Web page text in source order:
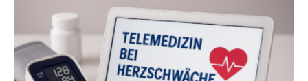
Forscherinnen der Technischen Universität Dresden
(TUD) richtet sich das Portal sowohl an Patientinnen
und Patienten, aber ebenso an medizinisches
Fachpersonal. Für all diese Zielgruppen bietet sie